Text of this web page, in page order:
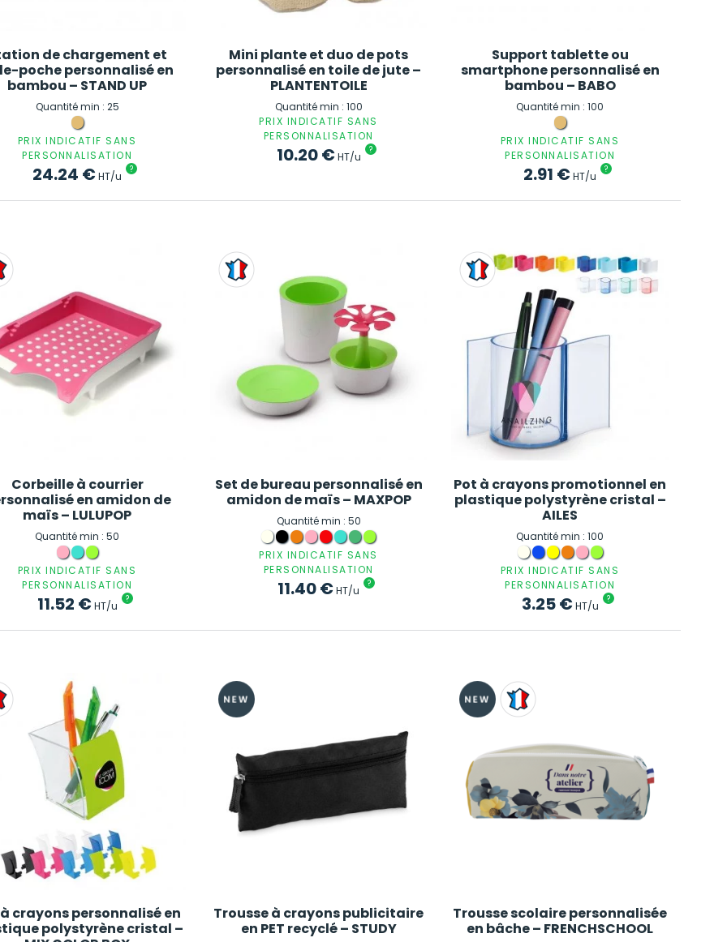
de chargement et
poche personnalisé en
bambou – STAND UP
Quantité min : 25
PRIX INDICATIF SANS
PERSONNALISATION
24.24 €HT/u
?
Mini plante et duo de pots
personnalisé en toile de jute –
PLANTENTOILE
Quantité min : 100
PRIX INDICATIF SANS
PERSONNALISATION
10.20€HT/u
?
Support tablette ou
smartphone personnalisé en
bambou – BABO
Quantité min : 100
PRIX INDICATIF SANS
PERSONNALISATION
2.91 €HT/u
?
Corbeille à courrier
en amidon de
maïs – LULUPOP
Quantité min : 50
PRIX INDICATIF SANS
PERSONNALISATION
11.52 €HT/u
?
Set de bureau personnalisé en
amidon de maïs – MAXPOP
Quantité min : 50
PRIX INDICATIF SANS
PERSONNALISATION
11.40€HT/u
?
Pot à crayons promotionnel en
plastique polystyrène cristal –
AILES
Quantité min : 100
PRIX INDICATIF SANS
PERSONNALISATION
3.25€HT/u
?
crayons personnalisé en
polystyrène cristal –
Trousse à crayons publicitaire
en PET recyclé – STUDY
Trousse scolaire personnalisée
en bâche – FRENCHSCHOOL